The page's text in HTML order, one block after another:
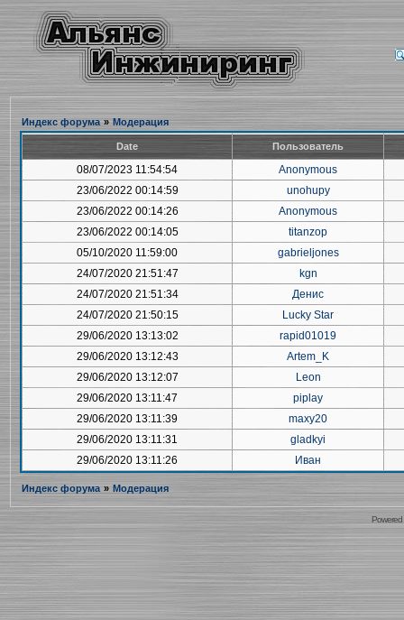
Индекс форума » Модерация
Date Пользователь
08/07/2023 11:54:54
Anonymous
23/06/2022 00:14:59
unohupy
23/06/2022 00:14:26
Anonymous
23/06/2022 00:14:05
titanzop
05/10/2020 11:59:00
gabrieljones
24/07/2020 21:51:47
kgn
24/07/2020 21:51:34
Денис
24/07/2020 21:50:15
Lucky Star
29/06/2020 13:13:02
rapid01019
29/06/2020 13:12:43
Artem_K
29/06/2020 13:12:07
Leon
29/06/2020 13:11:47
piplay
29/06/2020 13:11:39
maxy20
29/06/2020 13:11:31
gladkyi
29/06/2020 13:11:26
Иван
Индекс форума » Модерация